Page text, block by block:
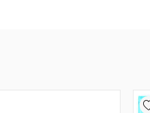
Add wishlist